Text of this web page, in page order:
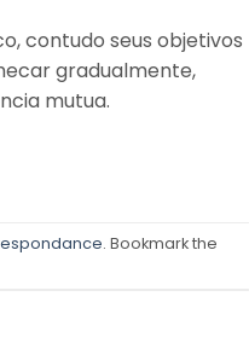
contudo seus objetivos
gradualmente,
mutua.
. Bookmark the